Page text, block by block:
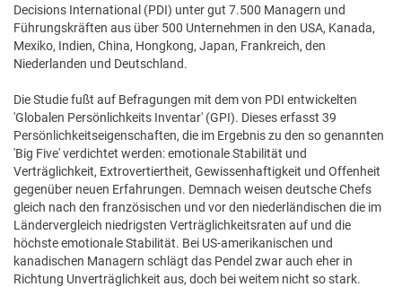
Decisions International (PDI) unter gut 7.500 Managern und
Führungskräften aus über 500 Unternehmen in den USA, Kanada,
Mexiko, Indien, China, Hongkong, Japan, Frankreich, den
Niederlanden und Deutschland.
Die Studie fußt auf Befragungen mit dem von PDI entwickelten
'Globalen Persönlichkeits Inventar' (GPI). Dieses erfasst 39
Persönlichkeitseigenschaften, die im Ergebnis zu den so genannten
'Big Five' verdichtet werden: emotionale Stabilität und
Verträglichkeit, Extrovertiertheit, Gewissenhaftigkeit und Offenheit
gegenüber neuen Erfahrungen. Demnach weisen deutsche Chefs
gleich nach den französischen und vor den niederländischen die im
Ländervergleich niedrigsten Verträglichkeitsraten auf und die
höchste emotionale Stabilität. Bei US-amerikanischen und
kanadischen Managern schlägt das Pendel zwar auch eher in
Richtung Unverträglichkeit aus, doch bei weitem nicht so stark.